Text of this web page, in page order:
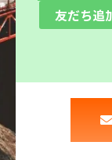
友だち追